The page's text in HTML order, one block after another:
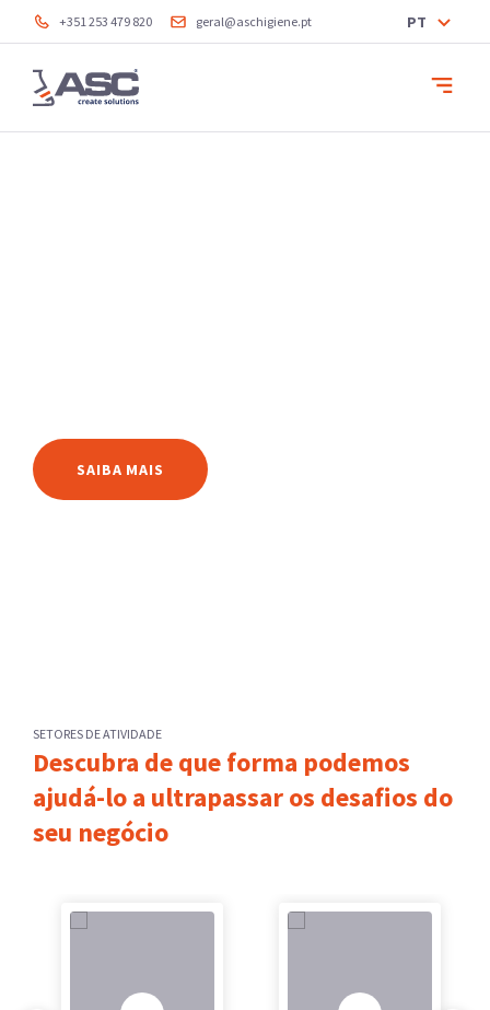
+351 253 479 820 geral@aschigiene.pt PT
SAIBA MAIS
SETORES DE ATIVIDADE
Descubra de que forma podemos
ajudá-lo a ultrapassar os desafios do
seu negócio